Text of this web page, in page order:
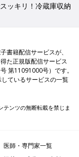
ッキリ！冷蔵庫収納
書籍配信サービスが、
た正規版配信サービス
第11091000号）です。
ているサービスの一覧
テンツの無断転載を禁じま
医師・専門家一覧